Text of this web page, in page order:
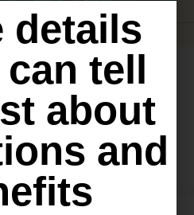
details
tell
about
and